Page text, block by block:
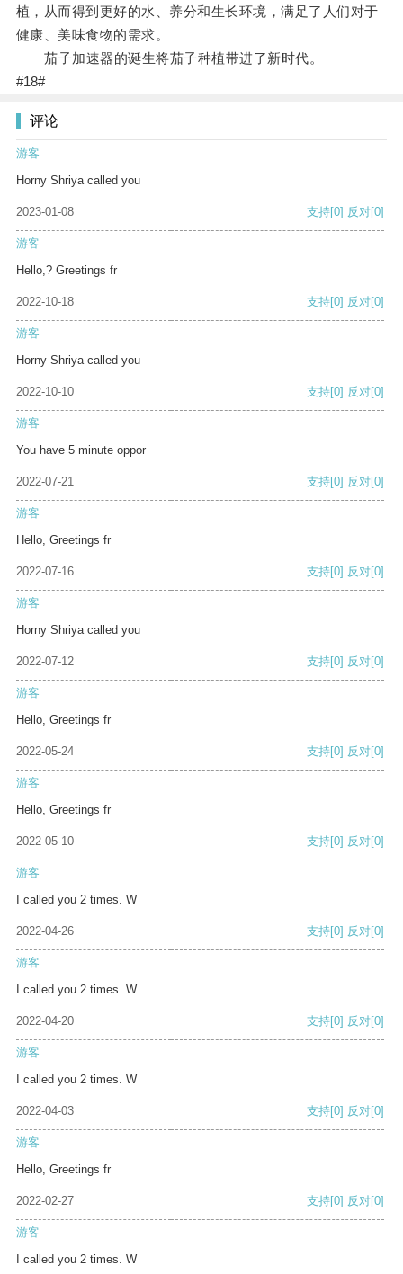
植，从而得到更好的水、养分和生长环境，满足了人们对于
健康、美味食物的需求。
茄子加速器的诞生将茄子种植带进了新时代。
#18#
评论
游客
Horny Shriya called you
2023-01-08 支持[0] 反对[0]
游客
Hello,? Greetings fr
2022-10-18 支持[0] 反对[0]
游客
Horny Shriya called you
2022-10-10 支持[0] 反对[0]
游客
You have 5 minute oppor
2022-07-21 支持[0] 反对[0]
游客
Hello, Greetings fr
2022-07-16 支持[0] 反对[0]
游客
Horny Shriya called you
2022-07-12 支持[0] 反对[0]
游客
Hello, Greetings fr
2022-05-24 支持[0] 反对[0]
游客
Hello, Greetings fr
2022-05-10 支持[0] 反对[0]
游客
I called you 2 times. W
2022-04-26 支持[0] 反对[0]
游客
I called you 2 times. W
2022-04-20 支持[0] 反对[0]
游客
I called you 2 times. W
2022-04-03 支持[0] 反对[0]
游客
Hello, Greetings fr
2022-02-27 支持[0] 反对[0]
游客
I called you 2 times. W